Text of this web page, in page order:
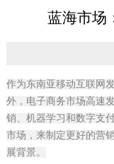
蓝海市场
作为东南亚移动互联网
外，电子商务市场高速
销、机器学习和数字支
市场，来制定更好的营
展背景。